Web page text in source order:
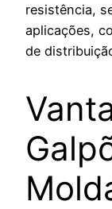
resistência,
aplicações,
de